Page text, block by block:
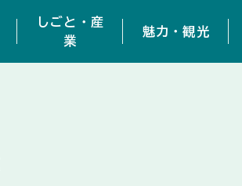
しごと・産
業
魅力・観光